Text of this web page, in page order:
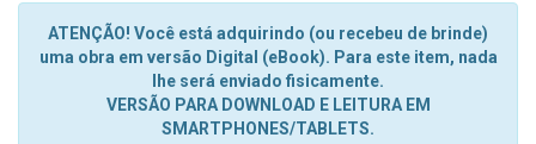
ATENÇÃO! Você está adquirindo (ou recebeu de brinde)
uma obra em versão Digital (eBook). Para este item, nada
lhe será enviado fisicamente.
VERSÃO PARA DOWNLOAD E LEITURA EM
SMARTPHONES/TABLETS.